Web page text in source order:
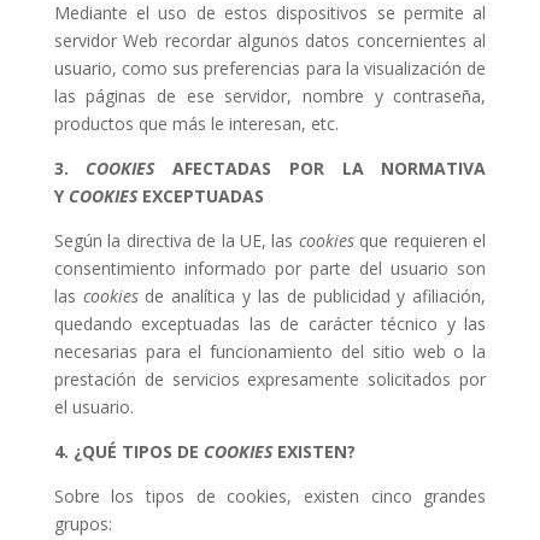
Mediante el uso de estos dispositivos se permite al
servidor Web recordar algunos datos concernientes al
usuario, como sus preferencias para la visualización de
las páginas de ese servidor, nombre y contraseña,
productos que más le interesan, etc.
3. COOKIESAFECTADAS POR LA NORMATIVA
Y COOKIES EXCEPTUADAS
Según la directiva de la UE, las cookies que requieren el
consentimiento informado por parte del usuario son
las cookies de analítica y las de publicidad y afiliación,
quedando exceptuadas las de carácter técnico y las
necesarias para el funcionamiento del sitio web o la
prestación de servicios expresamente solicitados por
el usuario.
4. ¿QUÉ TIPOS DE COOKIES EXISTEN?
Sobre los tipos de cookies, existen cinco grandes
grupos: